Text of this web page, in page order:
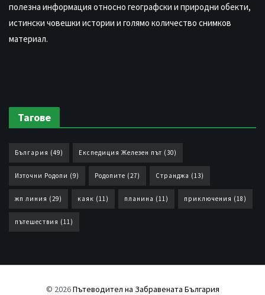
полезна информация относно географски и природни обекти,
истински човешки истории и голямо количество снимков
материал.
Тагове
България (49) Експедиция Железен път (30)
Източни Родопи (9) Родопите (27) Странджа (13)
жп линия (29) каяк (11) планина (11) приключения (18)
пътешествия (11)
© 2026Пътеводител на Забравената България